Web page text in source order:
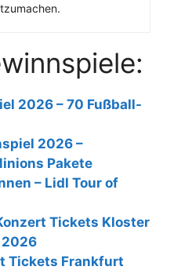
2026 – 70 Fußball-
2026 –
Pakete
– Lidl Tour of
Tickets Kloster
2026
Tickets Frankfurt